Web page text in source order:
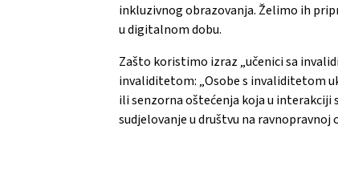
inkluzivnog obrazovanja. Želimo ih
u digitalnom dobu.
Zašto koristimo izraz „učenici sa
invaliditetom: „Osobe s invaliditetom
ili senzorna oštećenja koja u
sudjelovanje u društvu na ravnopravnoj